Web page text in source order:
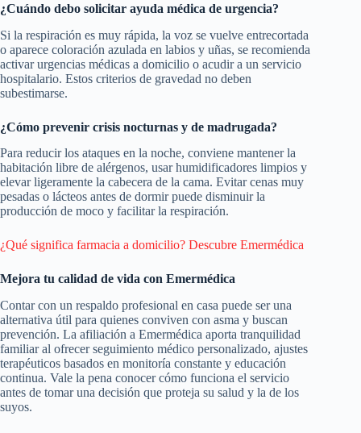
¿Cuándo debo solicitar ayuda médica de urgencia?
Si la respiración es muy rápida, la voz se vuelve entrecortada
o aparece coloración azulada en labios y uñas, se recomienda
activar urgencias médicas a domicilio o acudir a un servicio
hospitalario. Estos criterios de gravedad no deben
subestimarse.
¿Cómo prevenir crisis nocturnas y de madrugada?
Para reducir los ataques en la noche, conviene mantener la
habitación libre de alérgenos, usar humidificadores limpios y
elevar ligeramente la cabecera de la cama. Evitar cenas muy
pesadas o lácteos antes de dormir puede disminuir la
producción de moco y facilitar la respiración.
¿Qué significa farmacia a domicilio? Descubre Emermédica
Mejora tu calidad de vida con Emermédica
Contar con un respaldo profesional en casa puede ser una
alternativa útil para quienes conviven con asma y buscan
prevención. La afiliación a Emermédica aporta tranquilidad
familiar al ofrecer seguimiento médico personalizado, ajustes
terapéuticos basados en monitoría constante y educación
continua. Vale la pena conocer cómo funciona el servicio
antes de tomar una decisión que proteja su salud y la de los
suyos.